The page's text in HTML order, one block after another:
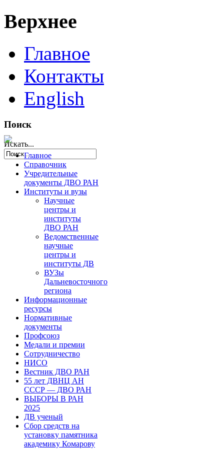
Верхнее
Главное
Контакты
English
Поиск
Искать...
Главное
Справочник
Учредительные
документы ДВО РАН
Институты и вузы
Научные
центры и
институты
ДВО РАН
Ведомственные
научные
центры и
институты ДВ
ВУЗы
Дальневосточного
региона
Информационные
ресурсы
Нормативные
документы
Профсоюз
Медали и премии
Сотрудничество
НИСО
Вестник ДВО РАН
55 лет ДВНЦ АН
СССР — ДВО РАН
ВЫБОРЫ В РАН
2025
ДВ ученый
Сбор средств на
установку памятника
академику Комарову